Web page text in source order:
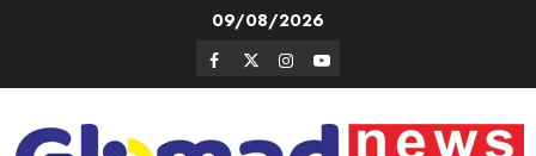
09/08/2026
Facebook
TwitterInstagram
Youtube